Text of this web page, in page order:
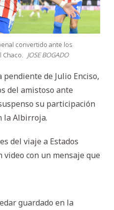
convertido ante los
Chaco. JOSE BOGADO
de Julio Enciso,
del amistoso ante
su participación
la Albirroja.
del viaje a Estados
video con un mensaje que
guardado en la